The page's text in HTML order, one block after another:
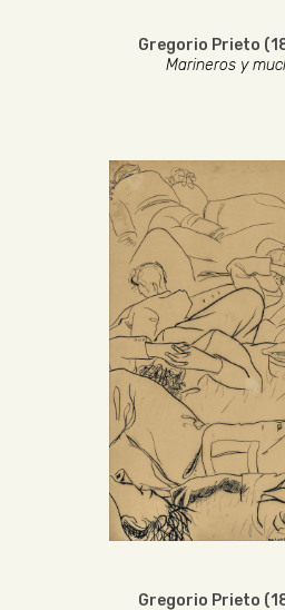
Gregorio Prieto
Marineros y
Gregorio Prieto